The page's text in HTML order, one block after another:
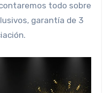
todo sobre
garantía de 3